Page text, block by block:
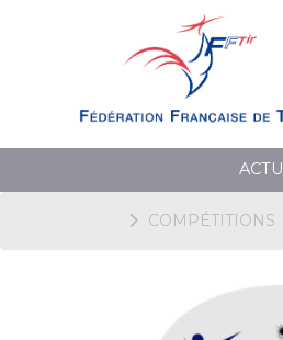
COMPÉTITIONS